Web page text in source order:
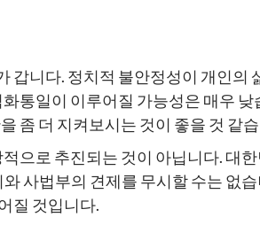
니다. 정치적 불안정성이 개인의
통일이 이루어질 가능성은 매우
좀 더 지켜보시는 것이 좋을 것 같
으로 추진되는 것이 아닙니다. 대
사법부의 견제를 무시할 수는 없
질 것입니다.